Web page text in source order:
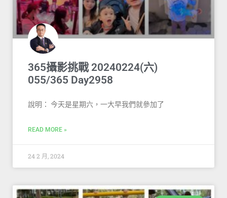
365攝影挑戰 20240224(六)
055/365 Day2958
說明： 今天是星期六，一大早我們就參加了
READ MORE »
24 2 月, 2024